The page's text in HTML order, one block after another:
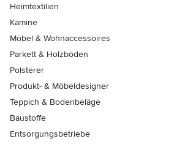
Heimtextilien
Kamine
Möbel & Wohnaccessoires
Parkett & Holzböden
Polsterer
Produkt- & Möbeldesigner
Teppich & Bodenbeläge
Baustoffe
Entsorgungsbetriebe